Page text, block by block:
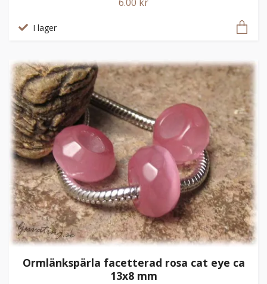
I lager
Ormlänkspärla facetterad rosa cat eye ca
13x8 mm